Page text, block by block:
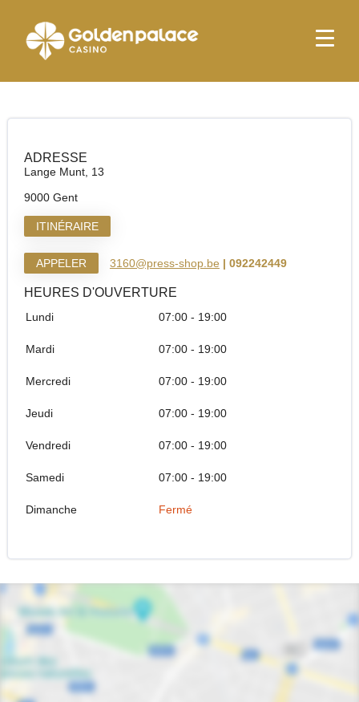
page d'accueil
ADRESSE
Lange Munt, 13
9000 Gent
ITINÉRAIRE
APPELER 3160@press-shop.be | 092242449
HEURES D'OUVERTURE
Lundi 07:00 - 19:00
Mardi 07:00 - 19:00
Mercredi 07:00 - 19:00
Jeudi 07:00 - 19:00
Vendredi 07:00 - 19:00
Samedi 07:00 - 19:00
Dimanche Fermé